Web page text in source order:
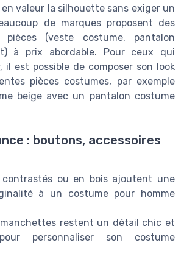
en valeur la silhouette sans exiger un
de marques proposent des
pièces (veste costume, pantalon
à prix abordable. Pour ceux qui
il est possible de composer son look
pièces costumes, par exemple
beige avec un pantalon costume
: boutons, accessoires
contrastés ou en bois ajoutent une
à un costume pour homme
restent un détail chic et
personnaliser son costume